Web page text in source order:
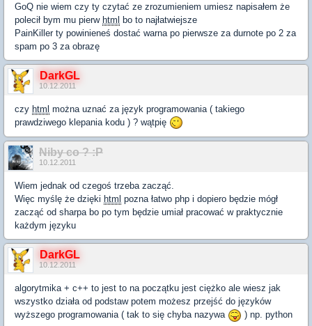
GoQ nie wiem czy ty czytać ze zrozumieniem umiesz napisałem że
polecił bym mu pierw html bo to najłatwiejsze
PainKiller ty powinieneś dostać warna po pierwsze za durnote po 2 za
spam po 3 za obrazę
DarkGL
10.12.2011
czy html można uznać za język programowania ( takiego
prawdziwego klepania kodu ) ? wątpię
Niby co ? :P
10.12.2011
Wiem jednak od czegoś trzeba zacząć.
Więc myślę że dzięki html pozna łatwo php i dopiero będzie mógł
zacząć od sharpa bo po tym będzie umiał pracować w praktycznie
każdym języku
DarkGL
10.12.2011
algorytmika + c++ to jest to na początku jest ciężko ale wiesz jak
wszystko działa od podstaw potem możesz przejść do języków
wyższego programowania ( tak to się chyba nazywa
) np. python